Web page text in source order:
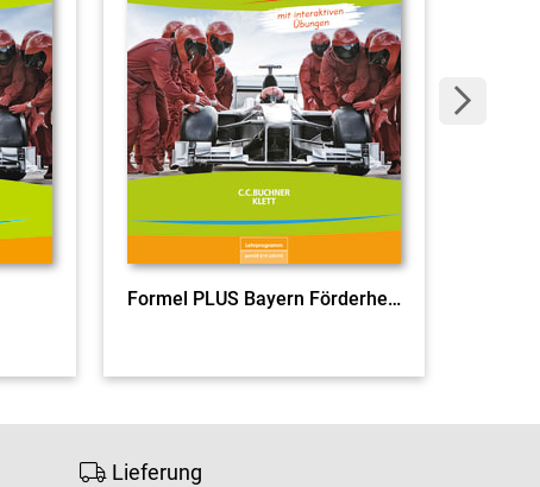
Formel PLUS Bayern Förderheft 5
Lieferung